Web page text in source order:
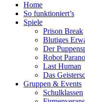
Home
So funktioniert’s
Spiele
Prison Break
Blutiges
Der
Robot
Last Human
Das
Gruppen & Events
Schulklassen